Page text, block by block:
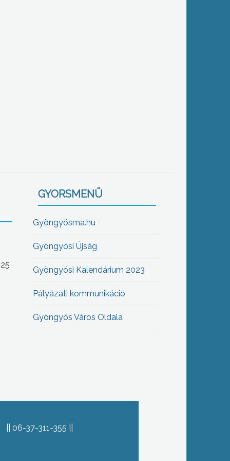
GYORSMENÜ
Gyöngyösma.hu
Gyöngyösi Újság
Gyöngyösi Kalendárium 2023
Pályázati kommunikáció
Gyöngyös Város Oldala
06-37-311-355